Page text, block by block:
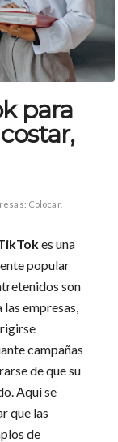
para
Colocar,
es una
popular
son
empresas,
campañas
de que su
Aquí se
que las
de